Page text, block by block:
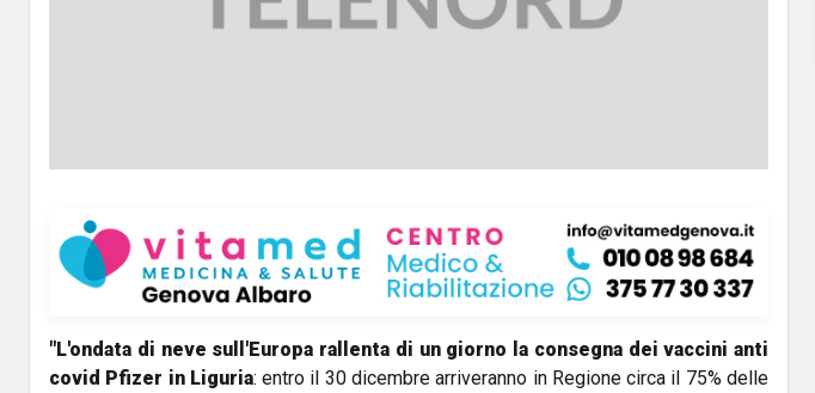
"L'ondata di neve sull'Europa rallenta di un giorno la consegna dei vaccini anti
covid Pfizer in Liguria: entro il 30 dicembre arriveranno in Regione circa il 75% delle